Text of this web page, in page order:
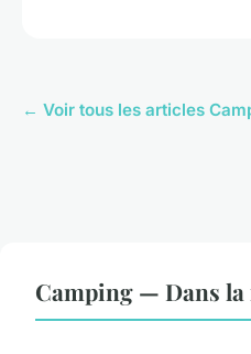
← Voir tous les articles
Camping — Dans